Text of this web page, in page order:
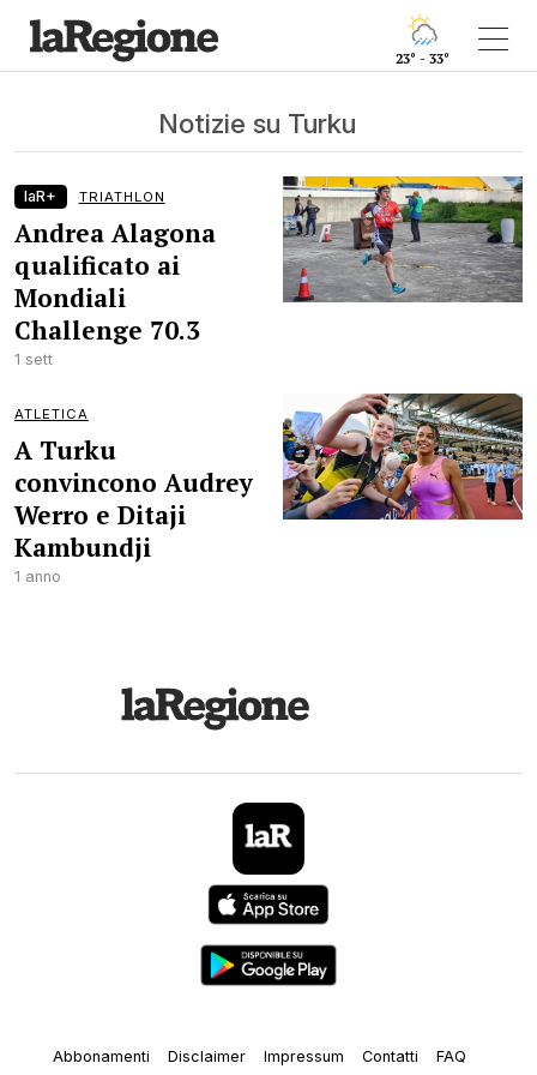
23° - 33°
Notizie su Turku
laR+ TRIATHLON
Andrea Alagona
qualificato ai
Mondiali
Challenge 70.3
1 sett
ATLETICA
A Turku
convincono Audrey
Werro e Ditaji
Kambundji
1 anno
Abbonamenti Disclaimer Impressum Contatti
FAQ